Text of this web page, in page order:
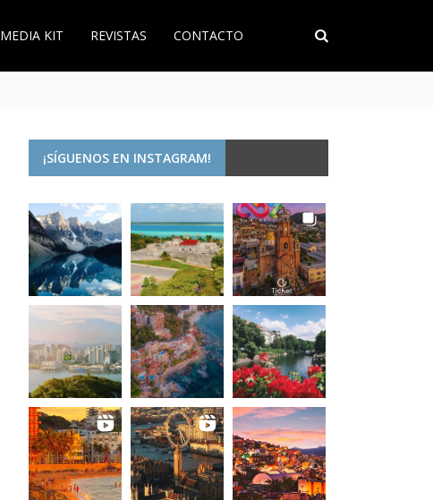
MEDIA KIT REVISTAS CONTACTO
¡SÍGUENOS EN INSTAGRAM!